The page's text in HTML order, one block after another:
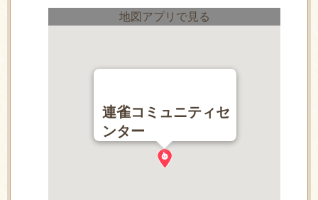
地図アプリで見る
連雀コミュニティセ
ンター